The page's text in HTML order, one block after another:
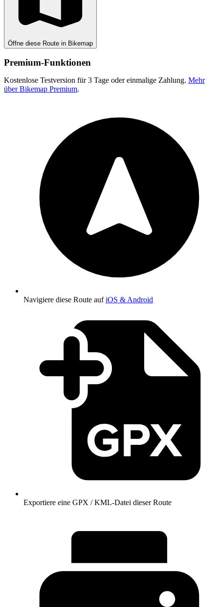
Öffne diese Route in Bikemap
Premium-Funktionen
Kostenlose Testversion für 3 Tage oder einmalige Zahlung. Mehr
über Bikemap Premium.
Navigiere diese Route aufiOS & Android
Exportiere eine GPX / KML-Datei dieser Route